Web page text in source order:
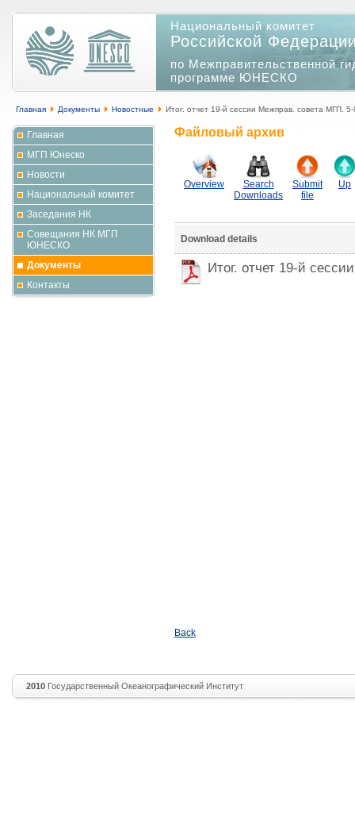
Национальный комитет
Российской
по Межправительственной
программе ЮНЕСКО
Главная Документы Новостные Итог. отчет 19-й сессии Межправ. совета МГП.
Главная
МГП Юнеско
Новости
Национальный комитет
Заседания НК
Совещания НК МГП
ЮНЕСКО
Документы
Контакты
Файловый архив
Overview
Search
Downloads
Submit
file
Up
Download details
Итог. отчет 19-й
Back
2010 Государственный Океанографический Институт